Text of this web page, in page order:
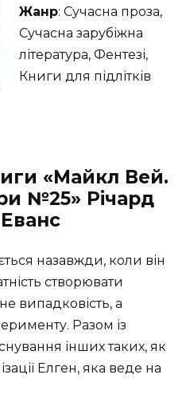
Жанр: Сучасна проза,
Сучасна зарубіжна
література, Фентезі,
Книги для підлітків
«Майкл Вей.
№25» Річард
назавжди, коли він
створювати
випадковість, а
Разом із
інших таких, як
Елген, яка веде на